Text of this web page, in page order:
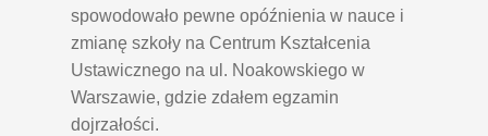
spowodowało pewne opóźnienia w nauce i
zmianę szkoły na Centrum Kształcenia
Ustawicznego na ul. Noakowskiego w
Warszawie, gdzie zdałem egzamin
dojrzałości.